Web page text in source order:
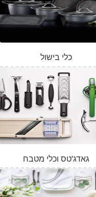
כלי בישול
גאדג'טס וכלי מטבח